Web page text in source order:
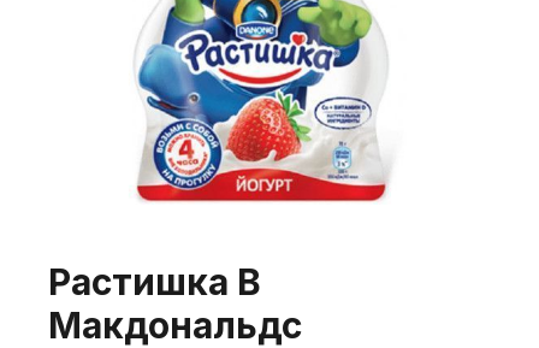
Растишка В
Макдональдс